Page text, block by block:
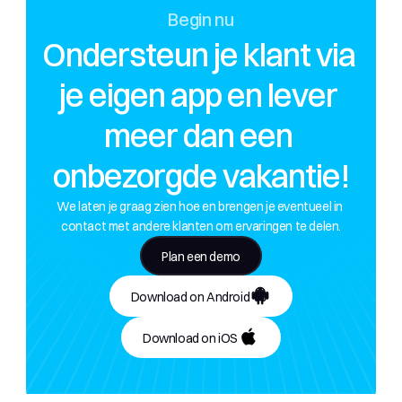
Begin nu
Ondersteun je klant via
je eigen app en lever
meer dan een
onbezorgde vakantie!
We laten je graag zien hoe en brengen je eventueel in
contact met andere klanten om ervaringen te delen.
Plan een demo
Download on Android
Download on iOS